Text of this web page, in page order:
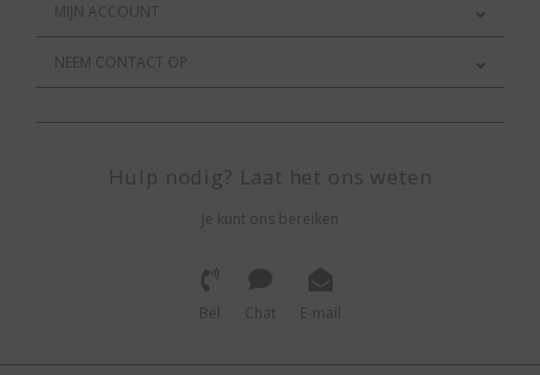
MIJN ACCOUNT
NEEM CONTACT OP
Hulp nodig? Laat het ons weten
Je kunt ons bereiken
Bel Chat E-mail